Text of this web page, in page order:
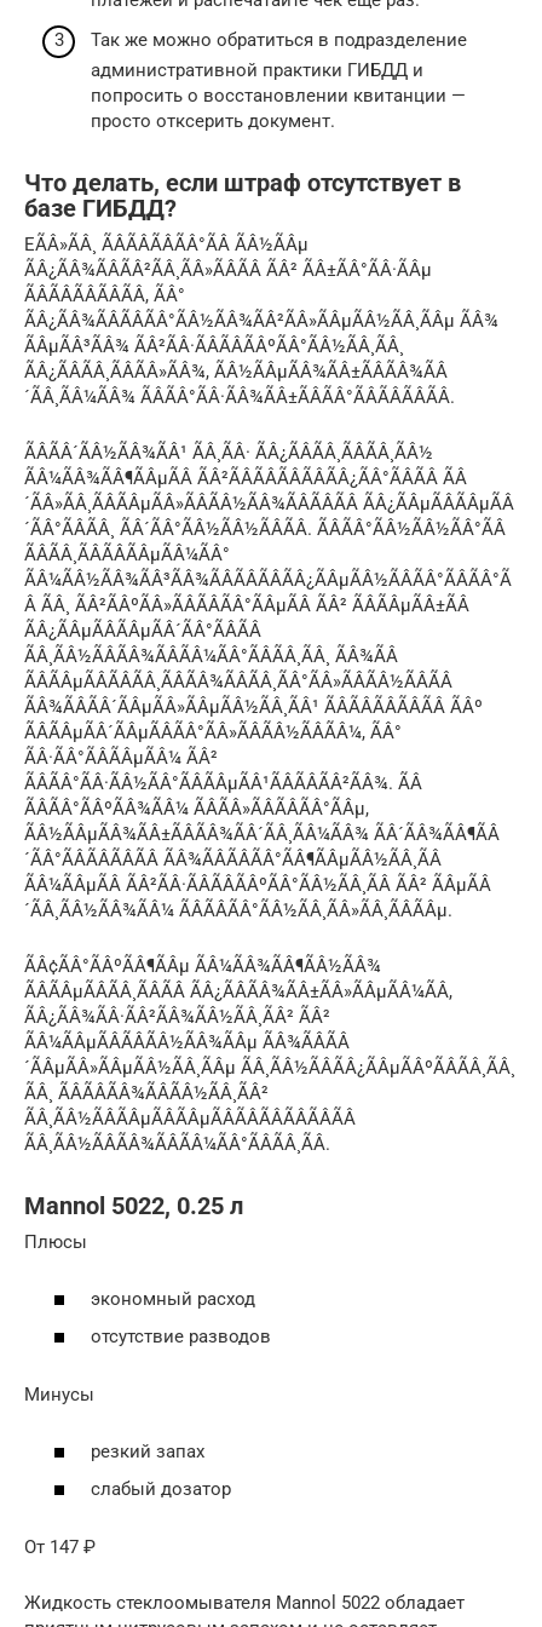
Так же можно обратиться в подразделение
административной практики ГИБДД и
попросить о восстановлении квитанции —
просто отксерить документ.
Что делать, если штраф отсутствует в
базе ГИБДД?
ЕÃÂ»ÃÂ¸ ÃÂÃÂÃÂÃÂ°ÃÂ ÃÂ½ÃÂµ
ÃÂ¿ÃÂ¾ÃÂÃÂ²ÃÂ¸ÃÂ»ÃÂÃÂ ÃÂ² ÃÂ±ÃÂ°ÃÂ·ÃÂµ
ÃÂÃÂÃÂÃÂÃÂ, ÃÂ°
ÃÂ¿ÃÂ¾ÃÂÃÂÃÂ°ÃÂ½ÃÂ¾ÃÂ²ÃÂ»ÃÂµÃÂ½ÃÂ¸ÃÂµ ÃÂ¾
ÃÂµÃÂ³ÃÂ¾ ÃÂ²ÃÂ·ÃÂÃÂÃÂºÃÂ°ÃÂ½ÃÂ¸ÃÂ¸
ÃÂ¿ÃÂÃÂ¸ÃÂÃÂ»ÃÂ¾, ÃÂ½ÃÂµÃÂ¾ÃÂ±ÃÂÃÂ¾ÃÂ
´ÃÂ¸ÃÂ¼ÃÂ¾ ÃÂÃÂ°ÃÂ·ÃÂ¾ÃÂ±ÃÂÃÂ°ÃÂÃÂÃÂÃÂ.
ÃÂÃÂ´ÃÂ½ÃÂ¾ÃÂ¹ ÃÂ¸ÃÂ· ÃÂ¿ÃÂÃÂ¸ÃÂÃÂ¸ÃÂ½
ÃÂ¼ÃÂ¾ÃÂ¶ÃÂµÃÂ ÃÂ²ÃÂÃÂÃÂÃÂÃÂ¿ÃÂ°ÃÂÃÂ ÃÂ
´ÃÂ»ÃÂ¸ÃÂÃÂµÃÂ»ÃÂÃÂ½ÃÂ¾ÃÂÃÂÃÂ ÃÂ¿ÃÂµÃÂÃÂµÃÂ
´ÃÂ°ÃÂÃÂ¸ ÃÂ´ÃÂ°ÃÂ½ÃÂ½ÃÂÃÂ. ÃÂÃÂ°ÃÂ½ÃÂ½ÃÂ°ÃÂ
ÃÂÃÂ¸ÃÂÃÂÃÂµÃÂ¼ÃÂ°
ÃÂ¼ÃÂ½ÃÂ¾ÃÂ³ÃÂ¾ÃÂÃÂÃÂÃÂ¿ÃÂµÃÂ½ÃÂÃÂ°ÃÂÃÂ°Ã
Â ÃÂ¸ ÃÂ²ÃÂºÃÂ»ÃÂÃÂÃÂ°ÃÂµÃÂ ÃÂ² ÃÂÃÂµÃÂ±ÃÂ
ÃÂ¿ÃÂµÃÂÃÂµÃÂ´ÃÂ°ÃÂÃÂ
ÃÂ¸ÃÂ½ÃÂÃÂ¾ÃÂÃÂ¼ÃÂ°ÃÂÃÂ¸ÃÂ¸ ÃÂ¾ÃÂ
ÃÂÃÂµÃÂÃÂÃÂ¸ÃÂÃÂ¾ÃÂÃÂ¸ÃÂ°ÃÂ»ÃÂÃÂ½ÃÂÃÂ
ÃÂ¾ÃÂÃÂ´ÃÂµÃÂ»ÃÂµÃÂ½ÃÂ¸ÃÂ¹ ÃÂÃÂÃÂÃÂÃÂ ÃÂº
ÃÂÃÂµÃÂ´ÃÂµÃÂÃÂ°ÃÂ»ÃÂÃÂ½ÃÂÃÂ¼, ÃÂ°
ÃÂ·ÃÂ°ÃÂÃÂµÃÂ¼ ÃÂ²
ÃÂÃÂ°ÃÂ·ÃÂ½ÃÂ°ÃÂÃÂµÃÂ¹ÃÂÃÂÃÂ²ÃÂ¾. ÃÂ
ÃÂÃÂ°ÃÂºÃÂ¾ÃÂ¼ ÃÂÃÂ»ÃÂÃÂÃÂ°ÃÂµ,
ÃÂ½ÃÂµÃÂ¾ÃÂ±ÃÂÃÂ¾ÃÂ´ÃÂ¸ÃÂ¼ÃÂ¾ ÃÂ´ÃÂ¾ÃÂ¶ÃÂ
´ÃÂ°ÃÂÃÂÃÂÃÂ ÃÂ¾ÃÂÃÂÃÂ°ÃÂ¶ÃÂµÃÂ½ÃÂ¸ÃÂ
ÃÂ¼ÃÂµÃÂ ÃÂ²ÃÂ·ÃÂÃÂÃÂºÃÂ°ÃÂ½ÃÂ¸ÃÂ ÃÂ² ÃÂµÃÂ
´ÃÂ¸ÃÂ½ÃÂ¾ÃÂ¼ ÃÂÃÂÃÂ°ÃÂ½ÃÂ¸ÃÂ»ÃÂ¸ÃÂÃÂµ.
ÃÂ¢ÃÂ°ÃÂºÃÂ¶ÃÂµ ÃÂ¼ÃÂ¾ÃÂ¶ÃÂ½ÃÂ¾
ÃÂÃÂµÃÂÃÂ¸ÃÂÃÂ ÃÂ¿ÃÂÃÂ¾ÃÂ±ÃÂ»ÃÂµÃÂ¼ÃÂ,
ÃÂ¿ÃÂ¾ÃÂ·ÃÂ²ÃÂ¾ÃÂ½ÃÂ¸ÃÂ² ÃÂ²
ÃÂ¼ÃÂµÃÂÃÂÃÂ½ÃÂ¾ÃÂµ ÃÂ¾ÃÂÃÂ
´ÃÂµÃÂ»ÃÂµÃÂ½ÃÂ¸ÃÂµ ÃÂ¸ÃÂ½ÃÂÃÂ¿ÃÂµÃÂºÃÂÃÂ¸ÃÂ¸
ÃÂ¸ ÃÂÃÂÃÂ¾ÃÂÃÂ½ÃÂ¸ÃÂ²
ÃÂ¸ÃÂ½ÃÂÃÂµÃÂÃÂµÃÂÃÂÃÂÃÂÃÂÃÂ
ÃÂ¸ÃÂ½ÃÂÃÂ¾ÃÂÃÂ¼ÃÂ°ÃÂÃÂ¸ÃÂ.
Mannol 5022, 0.25 л
Плюсы
экономный расход
отсутствие разводов
Минусы
резкий запах
слабый дозатор
От 147 ₽
Жидкость стеклоомывателя Mannol 5022 обладает